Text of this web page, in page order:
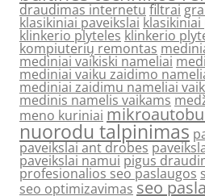
draudimas internetufiltrai
klasikiniai paveikslai
klinkerio plyteles klinkerio
kompiuterių remontas
mediniai vaikiski nameliai
mediniai vaiku zaidimo
mediniai zaidimu nameliai
medinis namelis vaikams
meno kuriniai
nuorodu talpinimas
paveikslai ant drobes
paveikslai namui pigus
profesionalios seo paslaugos
seo optimizavimas seo